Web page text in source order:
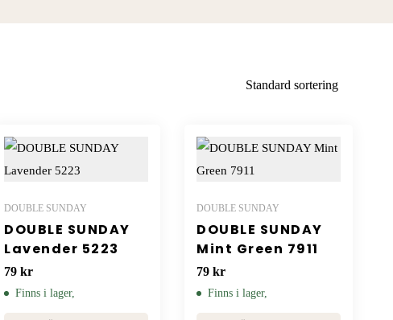
Standard sortering
DOUBLE SUNDAY
DOUBLE SUNDAY
Lavender 5223
79kr
Finns i lager,
DOUBLE SUNDAY
DOUBLE SUNDAY
Mint Green 7911
79kr
Finns i lager,